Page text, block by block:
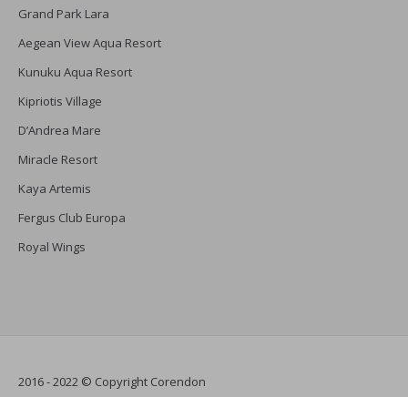
Grand Park Lara
Aegean View Aqua Resort
Kunuku Aqua Resort
Kipriotis Village
D’Andrea Mare
Miracle Resort
Kaya Artemis
Fergus Club Europa
Royal Wings
2016 - 2022 © Copyright Corendon